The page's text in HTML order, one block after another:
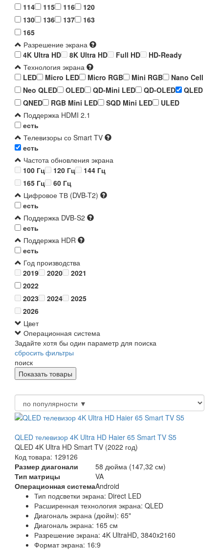
114
115 116
120
130
136 137
163
165
Разрешение экрана
4K Ultra HD
8K Ultra HD Full HD
HD-Ready
Технология экрана
LED
Micro LED Micro RGB Mini RGB
Nano Cell
Neo QLED
OLED QD-Mini LED QD-OLED
QLED
QNED
RGB Mini LED SQD Mini LED
ULED
Поддержка HDMI 2.1
есть
Телевизоры со Smart TV
есть
Частота обновления экрана
100 Гц
120 Гц
144 Гц
165 Гц
60 Гц
Цифровое ТВ (DVB-T2)
есть
Поддержка DVB-S2
есть
Поддержка HDR
есть
Год производства
2019
2020
2021
2022
2023
2024
2025
2026
Цвет
Операционная система
Задайте хотя бы один параметр для поиска
сбросить фильтры
поиск
QLED телевизор 4K Ultra HD Haier 65 Smart TV S5
QLED 4K Ultra HD Smart TV (2022 год)
Код товара: 129126
Размер диагонали
58 дюйма (147,32 см)
Тип матрицы
VA
Операционная системаAndroid
Тип подсветки экрана: Direct LED
Расширенная технология экрана: QLED
Диагональ экрана (дюйм): 65"
Диагональ экрана: 165 см
Разрешение экрана: 4K UltraHD, 3840x2160
Формат экрана: 16:9